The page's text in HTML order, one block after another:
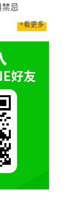
忌
+看更多